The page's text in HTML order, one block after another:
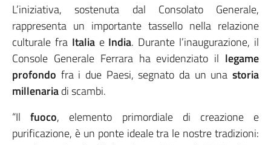
L’iniziativa, sostenuta dal Consolato Generale,
rappresenta un importante tassello nella relazione
culturale fra Italiae India. Durante l’inaugurazione, il
Console Generale Ferrara ha evidenziato il legame
profondo fra i due Paesi, segnato da un una storia
millenariadi scambi.
“Ilfuoco, elemento primordiale di creazione e
purificazione, è un ponte ideale tra le nostre tradizioni: